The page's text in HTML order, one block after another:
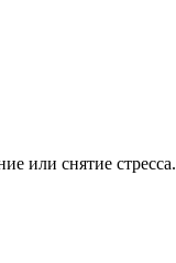
или снятие стресса.